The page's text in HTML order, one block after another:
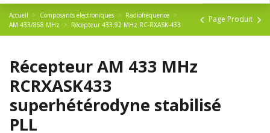
Accueil Composants electroniques
Radiofréquence
AM 433/868 MHz
Récepteur 433.92 MHz RC-RXASK-433
Page Produit
Récepteur AM 433 MHz
RCRXASK433
superhétérodyne stabilisé
PLL